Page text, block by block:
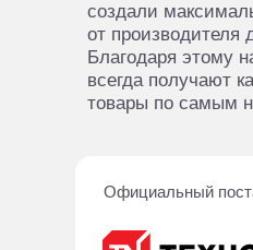
Официальный
создали
от производителя
Благодаря этому
всегда получают
товары по самым